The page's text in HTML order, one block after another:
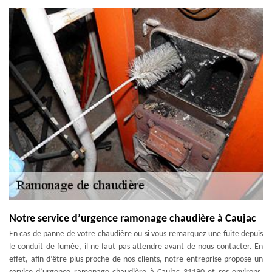
Notre service d’urgence ramonage chaudière à Caujac
En cas de panne de votre chaudière ou si vous remarquez une fuite depuis
le conduit de fumée, il ne faut pas attendre avant de nous contacter. En
effet, afin d’être plus proche de nos clients, notre entreprise propose un